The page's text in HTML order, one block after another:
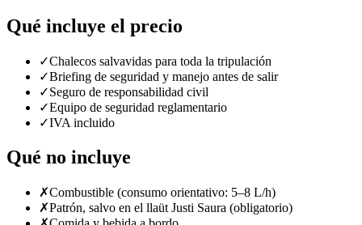
Qué incluye el precio
✓Chalecos salvavidas para toda la tripulación
✓Briefing de seguridad y manejo antes de salir
✓Seguro de responsabilidad civil
✓Equipo de seguridad reglamentario
✓IVA incluido
Qué no incluye
✗Combustible (consumo orientativo: 5–8 L/h)
✗Patrón, salvo en el llaüt Justi Saura (obligatorio)